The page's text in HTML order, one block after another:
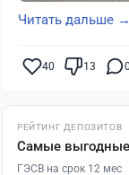
Читать дальше →
40 13 0
РЕЙТИНГ ДЕПОЗИТОВ
Самые
ГЭСВ на срок 12 мес